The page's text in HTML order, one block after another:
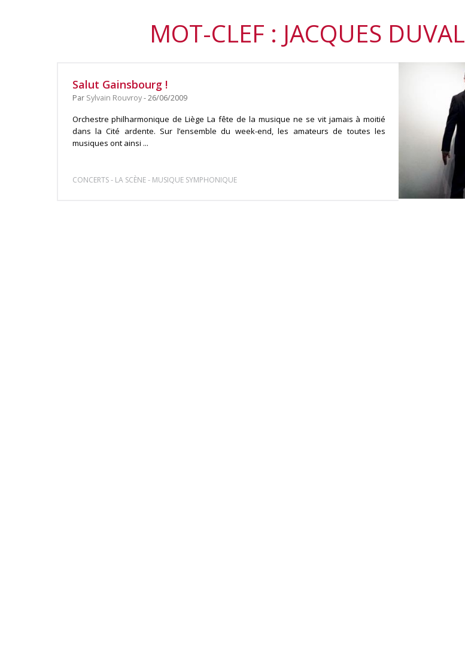
MOT-CLEF : JACQUES DUVAL
Salut Gainsbourg !
Par Sylvain Rouvroy- 26/06/2009
Orchestre philharmonique de Liège La fête de la musique ne se vit jamais à moitié
dans la Cité ardente. Sur l’ensemble du week-end, les amateurs de toutes les
musiques ont ainsi ...
CONCERTS- LA SCÈNE- MUSIQUE SYMPHONIQUE